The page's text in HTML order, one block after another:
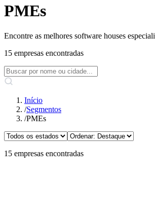
PMEs
Encontre as melhores software houses
15 empresas encontradas
Início
/Segmentos
/PMEs
15 empresas encontradas